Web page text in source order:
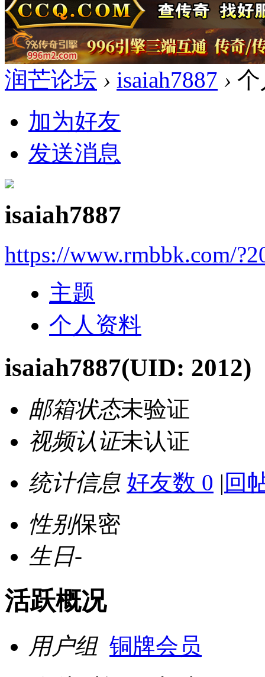
润芒论坛 › isaiah7887 ›
加为好友
发送消息
isaiah7887
https://www.rmbbk.com/
主题
个人资料
isaiah7887(UID: 2012)
邮箱状态未验证
视频认证未认证
统计信息 好友数 0 | 回
性别保密
生日-
活跃概况
用户组 铜牌会员